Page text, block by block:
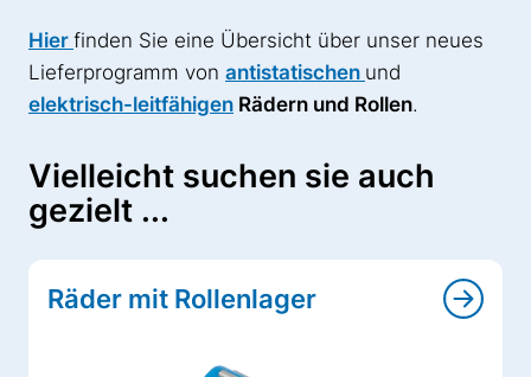
Hier finden Sie eine Übersicht über unser neues
Lieferprogramm von antistatischen und
elektrisch-leitfähigen Rädern und Rollen.
Vielleicht suchen sie auch
gezielt ...
Räder mit Rollenlager